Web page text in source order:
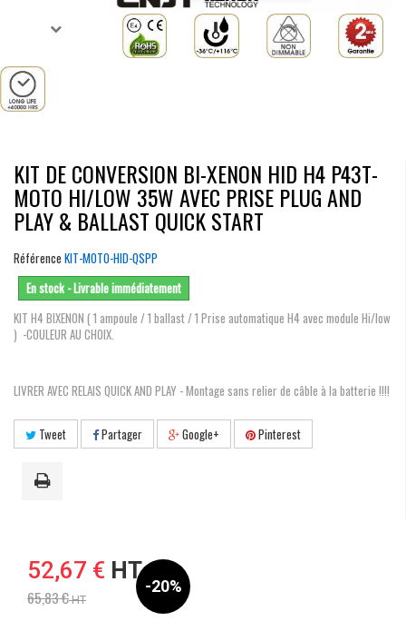
KIT DE CONVERSION BI-XENON HID H4 P43T-
MOTO HI/LOW 35W AVEC PRISE PLUG AND
PLAY & BALLAST QUICK START
Référence KIT-MOTO-HID-QSPP
En stock - Livrable immédiatement
KIT H4 BIXENON ( 1 ampoule / 1 ballast / 1 Prise automatique H4 avec module Hi/low
) -COULEUR AU CHOIX.
LIVRER AVEC RELAIS QUICK AND PLAY - Montage sans relier de câble à la batterie !!!!
Tweet Partager Google+ Pinterest
52,67 € HT
65,83 €HT
-20%